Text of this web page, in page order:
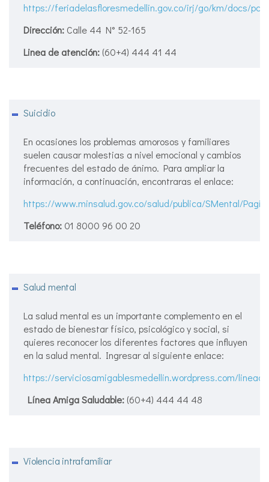
https://feriadelasfloresmedellin.gov.co/irj/go/km/docs/
Dirección: Calle 44 N° 52-165
Linea de atención: (60+4) 444 41 44
Suicidio
En ocasiones los problemas amorosos y familiares
suelen causar molestias a nivel emocional y cambios
frecuentes del estado de ánimo. Para ampliar la
información, a continuación, encontraras el enlace:
https://www.minsalud.gov.co/salud/publica/SMental/
Teléfono: 01 8000 96 00 20
Salud mental
La salud mental es un importante complemento en el
estado de bienestar físico, psicológico y social, si
quieres reconocer los diferentes factores que influyen
en la salud mental. Ingresar al siguiente enlace:
https://serviciosamigablesmedellin.wordpress.com/
Línea Amiga Saludable: (60+4) 444 44 48
Violencia intrafamiliar